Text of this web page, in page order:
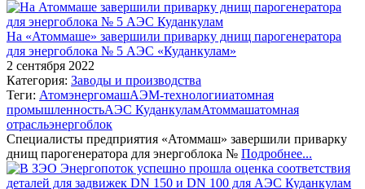
На «Атоммаше» завершили приварку днищ парогенератора
для энергоблока № 5 АЭС «Куданкулам»
2 сентября 2022
Категория: Заводы и производства
Теги: АтомэнергомашАЭМ-технологииатомная
промышленностьАЭС КуданкуламАтоммашатомная
отрасльэнергоблок
Специалисты предприятия «Атоммаш» завершили приварку
днищ парогенератора для энергоблока № Подробнее...